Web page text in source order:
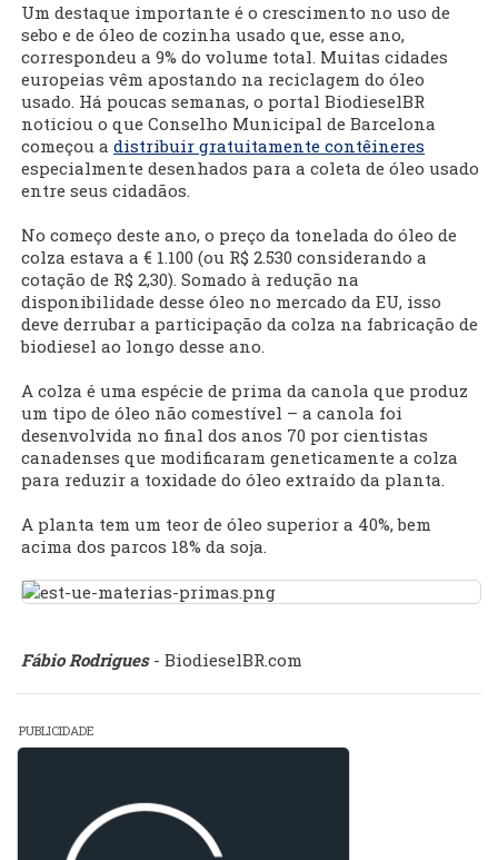
Um destaque importante é o crescimento no uso de
sebo e de óleo de cozinha usado que, esse ano,
correspondeu a 9% do volume total. Muitas cidades
europeias vêm apostando na reciclagem do óleo
usado. Há poucas semanas, o portal BiodieselBR
noticiou o que Conselho Municipal de Barcelona
começou a distribuir gratuitamente contêineres
especialmente desenhados para a coleta de óleo usado
entre seus cidadãos.
No começo deste ano, o preço da tonelada do óleo de
colza estava a € 1.100 (ou R$ 2.530 considerando a
cotação de R$ 2,30). Somado à redução na
disponibilidade desse óleo no mercado da EU, isso
deve derrubar a participação da colza na fabricação de
biodiesel ao longo desse ano.
A colza é uma espécie de prima da canola que produz
um tipo de óleo não comestível – a canola foi
desenvolvida no final dos anos 70 por cientistas
canadenses que modificaram geneticamente a colza
para reduzir a toxidade do óleo extraído da planta.
A planta tem um teor de óleo superior a 40%, bem
acima dos parcos 18% da soja.
Fábio Rodrigues- BiodieselBR.com
PUBLICIDADE